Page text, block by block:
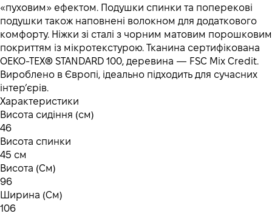
«пуховим» ефектом. Подушки спинки та поперекові
подушки також наповнені волокном для додаткового
комфорту. Ніжки зі сталі з чорним матовим порошковим
покриттям із мікротекстурою. Тканина сертифікована
OEKO-TEX® STANDARD 100, деревина — FSC Mix Credit.
Вироблено в Європі, ідеально підходить для сучасних
інтер’єрів.
Характеристики
Висота сидіння (см)
46
Висота спинки
45 см
Висота (См)
96
Ширина (См)
106